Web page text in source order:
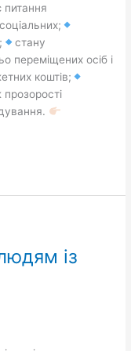
питання
соціальних;
стану
переміщених осіб і
коштів;
із